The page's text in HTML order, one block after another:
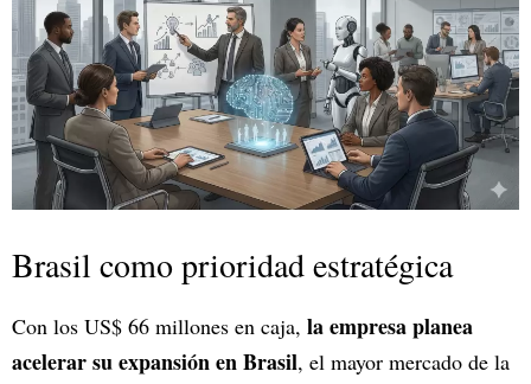
Brasil como prioridad estratégica
Con los US$ 66 millones en caja, la empresa planea
acelerar su expansión en Brasil, el mayor mercado de la